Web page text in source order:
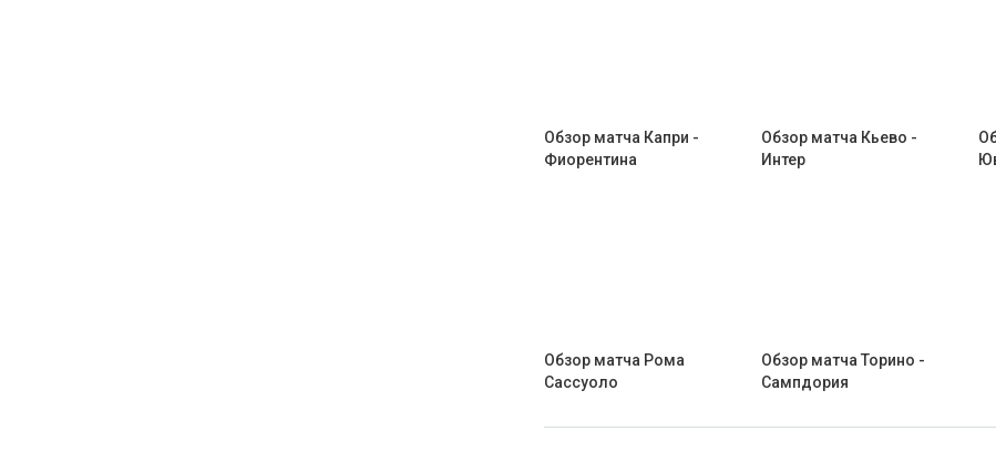
Обзор матча Капри -
Фиорентина
Обзор матча Кьево -
Интер
Обзор матча Рома
Сассуоло
Обзор матча Торино -
Сампдория